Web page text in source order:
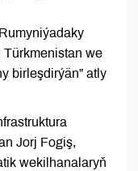
Türkmenistan we
birleşdirýän” atly
Jorj Fogiş,
wekilhanalaryň